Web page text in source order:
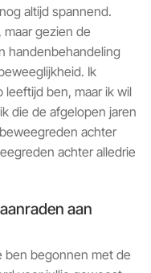
altijd spannend.
gezien de
handenbehandeling
Ik
leeftijd ben, maar ik wil
die de afgelopen jaren
achter
achter alledrie
aan
ben begonnen met de